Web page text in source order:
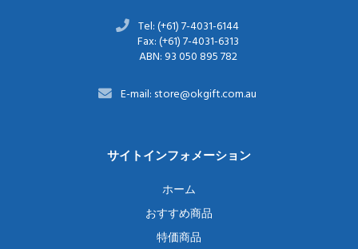
Tel: (+61) 7-4031-6144
Fax: (+61) 7-4031-6313
ABN: 93 050 895 782
E-mail: store@okgift.com.au
サイトインフォメーション
ホーム
おすすめ商品
特価商品